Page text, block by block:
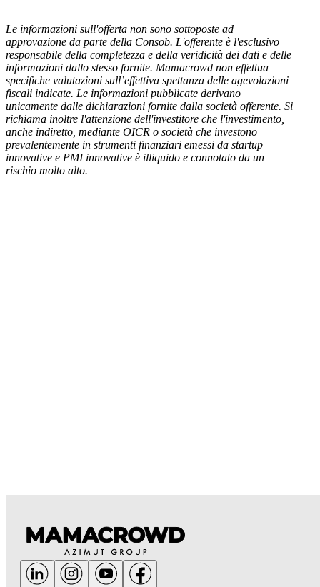
Le informazioni sull'offerta non sono sottoposte ad
approvazione da parte della Consob. L'offerente è l'esclusivo
responsabile della completezza e della veridicità dei dati e delle
informazioni dallo stesso fornite. Mamacrowd non effettua
specifiche valutazioni sull’effettiva spettanza delle agevolazioni
fiscali indicate. Le informazioni pubblicate derivano
unicamente dalle dichiarazioni fornite dalla società offerente. Si
richiama inoltre l'attenzione dell'investitore che l'investimento,
anche indiretto, mediante OICR o società che investono
prevalentemente in strumenti finanziari emessi da startup
innovative e PMI innovative è illiquido e connotato da un
rischio molto alto.